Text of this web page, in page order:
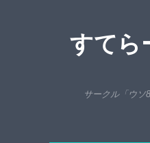
すてら
サークル「ウソ